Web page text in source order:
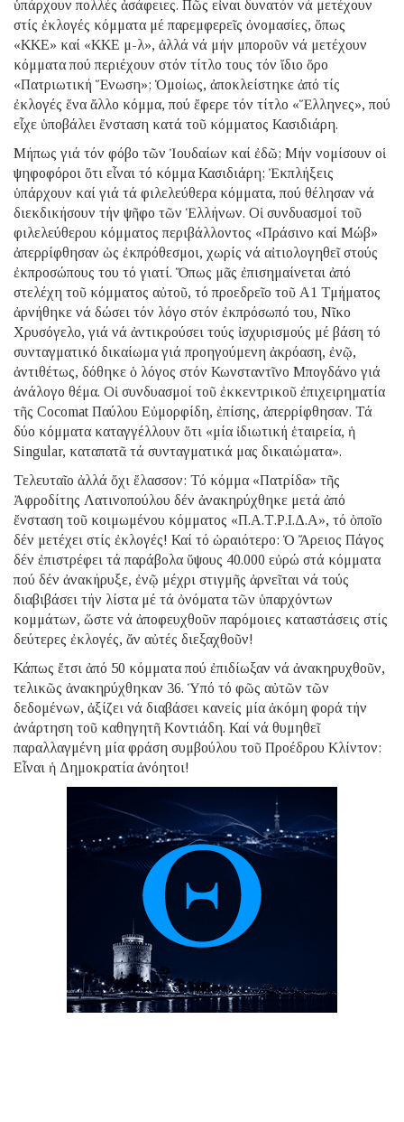
ὑπάρχουν πολλές ἀσάφειες. Πῶς εἶναι δυνατόν νά μετέχουν
στίς ἐκλογές κόμματα μέ παρεμφερεῖς ὀνομασίες, ὅπως
«ΚΚΕ» καί «ΚΚΕ μ-λ», ἀλλά νά μήν μποροῦν νά μετέχουν
κόμματα πού περιέχουν στόν τίτλο τους τόν ἴδιο ὅρο
«Πατριωτική Ἕνωση»; Ὁμοίως, ἀποκλείστηκε ἀπό τίς
ἐκλογές ἕνα ἄλλο κόμμα, πού ἔφερε τόν τίτλο «Ἕλληνες», πού
εἶχε ὑποβάλει ἔνσταση κατά τοῦ κόμματος Κασιδιάρη.
Μήπως γιά τόν φόβο τῶν Ἰουδαίων καί ἐδῶ; Μήν νομίσουν οἱ
ψηφοφόροι ὅτι εἶναι τό κόμμα Κασιδιάρη; Ἐκπλήξεις
ὑπάρχουν καί γιά τά φιλελεύθερα κόμματα, πού θέλησαν νά
διεκδικήσουν τήν ψῆφο τῶν Ἑλλήνων. Οἱ συνδυασμοί τοῦ
φιλελεύθερου κόμματος περιβάλλοντος «Πράσινο καί Μώβ»
ἀπερρίφθησαν ὡς ἐκπρόθεσμοι, χωρίς νά αἰτιολογηθεῖ στούς
ἐκπροσώπους του τό γιατί. Ὅπως μᾶς ἐπισημαίνεται ἀπό
στελέχη τοῦ κόμματος αὐτοῦ, τό προεδρεῖο τοῦ Α1 Τμήματος
ἀρνήθηκε νά δώσει τόν λόγο στόν ἐκπρόσωπό του, Νῖκο
Χρυσόγελο, γιά νά ἀντικρούσει τούς ἰσχυρισμούς μέ βάση τό
συνταγματικό δικαίωμα γιά προηγούμενη ἀκρόαση, ἐνῷ,
ἀντιθέτως, δόθηκε ὁ λόγος στόν Κωνσταντῖνο Μπογδάνο γιά
ἀνάλογο θέμα. Οἱ συνδυασμοί τοῦ ἐκκεντρικοῦ ἐπιχειρηματία
τῆς Cocomat Παύλου Εὐμορφίδη, ἐπίσης, ἀπερρίφθησαν. Τά
δύο κόμματα καταγγέλλουν ὅτι «μία ἰδιωτική ἑταιρεία, ἡ
Singular, καταπατᾶ τά συνταγματικά μας δικαιώματα».
Τελευταῖο ἀλλά ὄχι ἔλασσον: Τό κόμμα «Πατρίδα» τῆς
Ἀφροδίτης Λατινοπούλου δέν ἀνακηρύχθηκε μετά ἀπό
ἔνσταση τοῦ κοιμωμένου κόμματος «Π.Α.Τ.Ρ.Ι.Δ.Α», τό ὁποῖο
δέν μετέχει στίς ἐκλογές! Καί τό ὡραιότερο: Ὁ Ἄρειος Πάγος
δέν ἐπιστρέφει τά παράβολα ὕψους 40.000 εὐρώ στά κόμματα
πού δέν ἀνακήρυξε, ἐνῷ μέχρι στιγμῆς ἀρνεῖται νά τούς
διαβιβάσει τήν λίστα μέ τά ὀνόματα τῶν ὑπαρχόντων
κομμάτων, ὥστε νά ἀποφευχθοῦν παρόμοιες καταστάσεις στίς
δεύτερες ἐκλογές, ἄν αὐτές διεξαχθοῦν!
Κάπως ἔτσι ἀπό 50 κόμματα πού ἐπιδίωξαν νά ἀνακηρυχθοῦν,
τελικῶς ἀνακηρύχθηκαν 36. Ὑπό τό φῶς αὐτῶν τῶν
δεδομένων, ἀξίζει νά διαβάσει κανείς μία ἀκόμη φορά τήν
ἀνάρτηση τοῦ καθηγητῆ Κοντιάδη. Καί νά θυμηθεῖ
παραλλαγμένη μία φράση συμβούλου τοῦ Προέδρου Κλίντον:
Εἶναι ἡ Δημοκρατία ἀνόητοι!